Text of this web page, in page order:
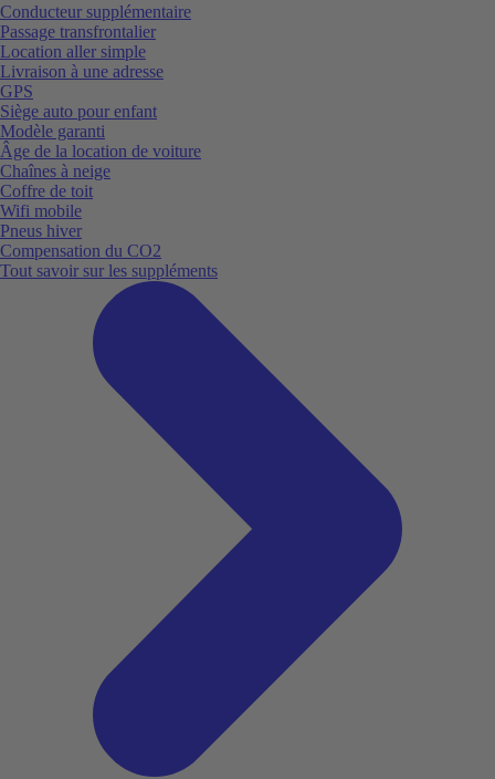
Conducteur supplémentaire
Passage transfrontalier
Location aller simple
Livraison à une adresse
GPS
Siège auto pour enfant
Modèle garanti
Âge de la location de voiture
Chaînes à neige
Coffre de toit
Wifi mobile
Pneus hiver
Compensation du CO2
Tout savoir sur les suppléments